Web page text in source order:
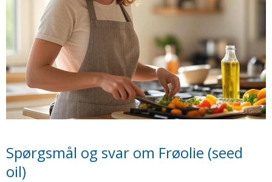
Spørgsmål og svar om Frøolie (seed
oil)